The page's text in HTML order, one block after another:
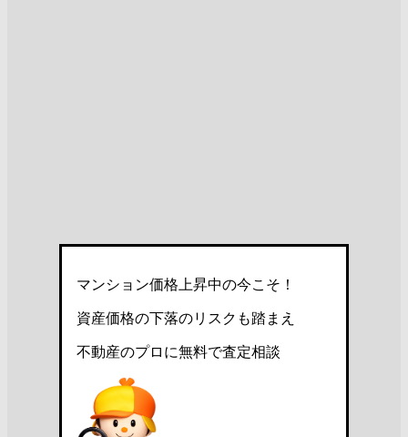
マンション価格上昇中の今こそ！
資産価格の下落のリスクも踏まえ
不動産のプロに無料で査定相談